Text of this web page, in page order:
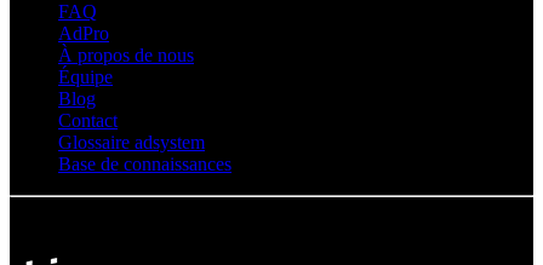
FAQ
AdPro
À propos de nous
Équipe
Blog
Contact
Glossaire adsystem
Base de connaissances